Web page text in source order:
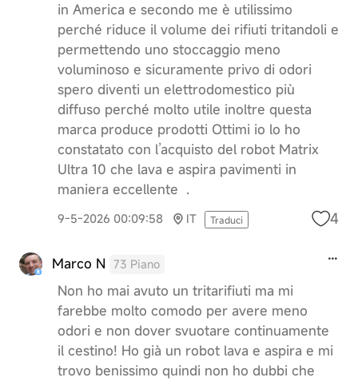
in America e secondo me è utilissimo
perché riduce il volume dei rifiuti tritandoli e
permettendo uno stoccaggio meno
voluminoso e sicuramente privo di odori
spero diventi un elettrodomestico più
diffuso perché molto utile inoltre questa
marca produce prodotti Ottimi io lo ho
constatato con l’acquisto del robot Matrix
Ultra 10 che lava e aspira pavimenti in
maniera eccellente .
9-5-2026 00:09:58 IT Traduci 4
Marco N 73 Piano
Non ho mai avuto un tritarifiuti ma mi
farebbe molto comodo per avere meno
odori e non dover svuotare continuamente
il cestino! Ho già un robot lava e aspira e mi
trovo benissimo quindi non ho dubbi che